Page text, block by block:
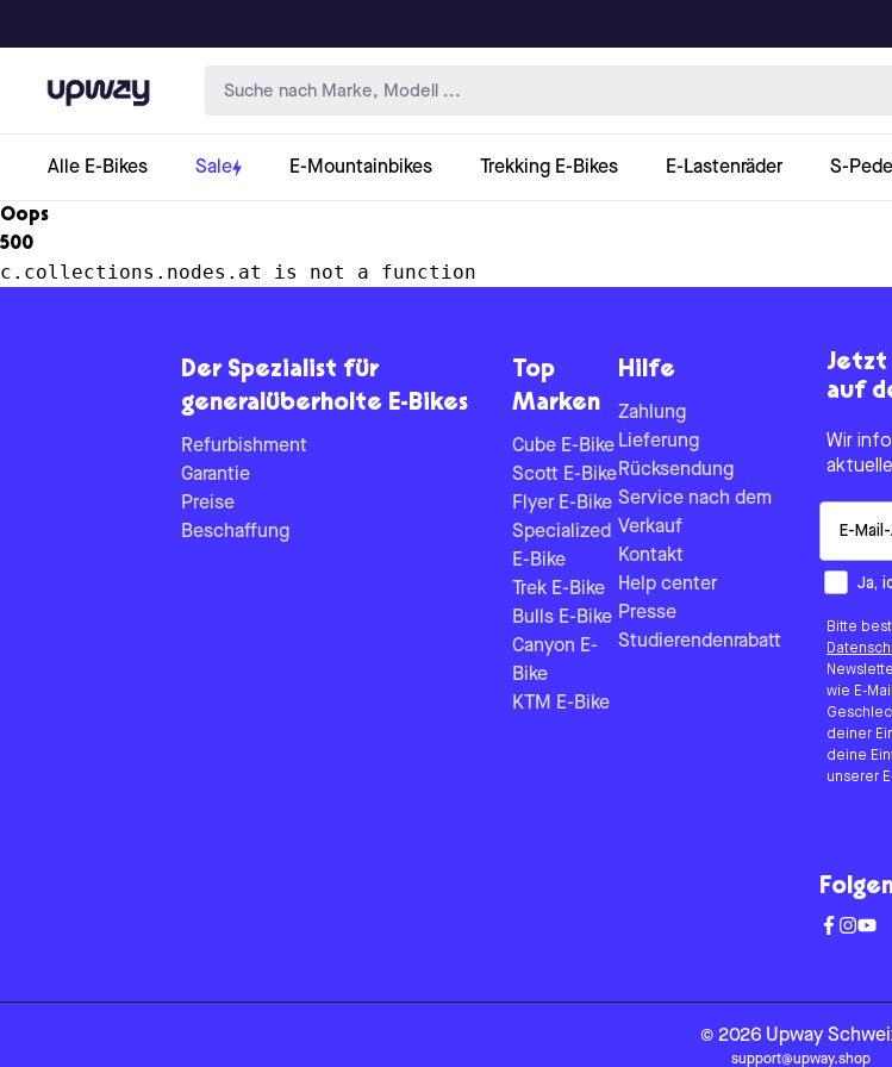
Upway
Alle E-Bikes Sale E-Mountainbikes Trekking E-Bikes E-Lastenräder S-
Oops
500
c.collections.nodes.at is not a function
Der Spezialist für
generalüberholte E-Bikes
Refurbishment
Garantie
Preise
Beschaffung
Top
Marken
Cube E-Bike
Scott E-Bike
Flyer E-Bike
Specialized
E-Bike
Trek E-Bike
Bulls E-Bike
Canyon E-
Bike
KTM E-Bike
Hilfe
Zahlung
Lieferung
Rücksendung
Service nach dem
Verkauf
Kontakt
Help center
Presse
Studierendenrabatt
Jetzt
auf
Wir
HowJa,
Bitte
wie E-
deiner
deine
unserer
© 2026 Upway
support@upway.shop